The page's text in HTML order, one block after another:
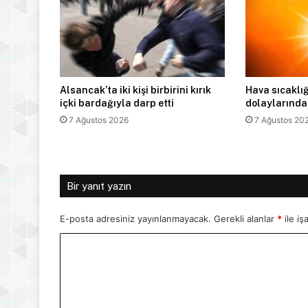
Alsancak’ta iki kişi birbirini kırık
içki bardağıyla darp etti
7 Ağustos 2026
Hava
7 Ağustos
Bir yanıt yazın
E-posta adresiniz yayınlanmayacak. Gerekli alanlar * ile